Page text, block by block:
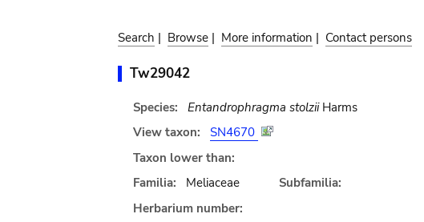
Search | Browse | More information | Contact persons
Tw29042
Species: Entandrophragma stolziiHarms
View taxon:
SN4670
Taxon lower than:
Familia:
Meliaceae
Subfamilia:
Herbarium number: